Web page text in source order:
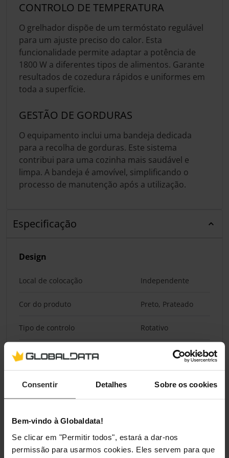
Consentir Detalhes Sobre os cookies
Bem-vindo à Globaldata!
Se clicar em "Permitir todos", estará a dar-nos
permissão para usarmos cookies. Eles servem para que
CONTROLO DE TEMPERATURA
O grelhador dispõe de um termóstato regulável
para um ajuste preciso do calor. Esta
funcionalidade permite adaptar a potência de
1800 W a diferentes tipos de alimentos. Garante
resultados de cozedura rápidos e uniformes em
toda a superfície.
GESTÃO DE GORDURAS
O equipamento inclui uma bandeja dedicada
para a recolha de gorduras. Este sistema
contribui para uma cozinha mais saudável e
limpa. A bandeja é amovível, simplificando o
processo de manutenção após a utilização.
Especificação
Design
Local de colocação Independente
Cor do produto Preto, Prateado
Tipo de controlo Rotativo
Fácil de limpar
Revestimento antiaderente
Termóstato regulável Sim